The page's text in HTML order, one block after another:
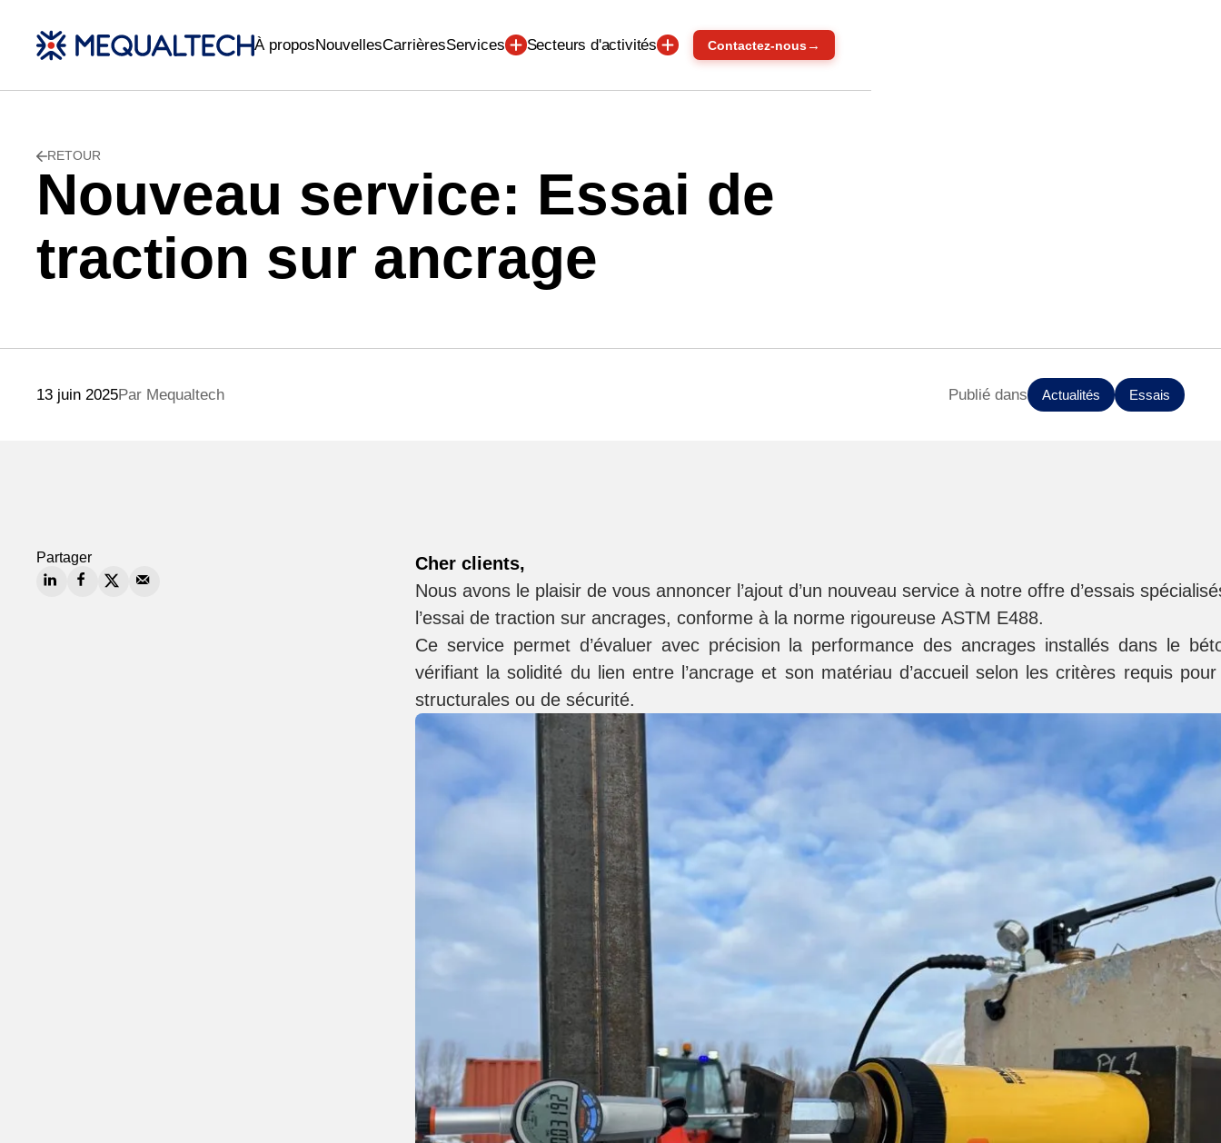
À proposNouvellesCarrièresServices Secteurs d'activités Contactez-nous→
RETOUR
Nouveau service: Essai de
traction sur ancrage
13 juin 2025Par Mequaltech Publié dans Actualités Essais
Partager
Cher clients,
Nous avons le plaisir de vous annoncer l’ajout d’un nouveau service à notre offre d’essais
l’essai de traction sur ancrages, conforme à la norme rigoureuseASTM E488.
Ce service permet d’évaluer avec précision la performance des ancrages installés dans le
vérifiant la solidité du lien entre l’ancrage et son matériau d’accueil selon les critères requis
structurales ou de sécurité.